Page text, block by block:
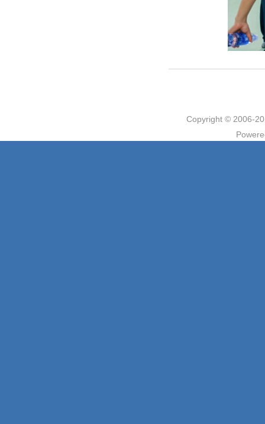
Copyright © 2006-